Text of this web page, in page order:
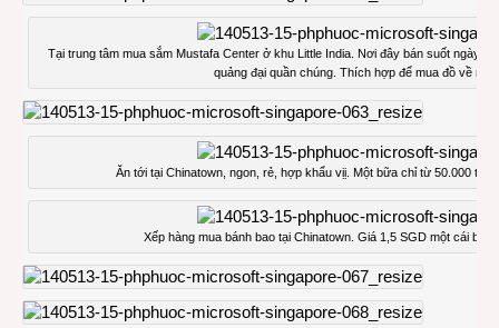
Tại trung tâm mua sắm Mustafa Center ở khu Little India. Nơi đây bán suốt ngày
quảng đại quần chúng. Thích hợp để mua đồ về nhà
Ăn tới tại Chinatown, ngon, rẻ, hợp khẩu vịị. Một bữa chỉ từ 50.000 tới
Xếp hàng mua bánh bao tại Chinatown. Giá 1,5 SGD một cái bụ